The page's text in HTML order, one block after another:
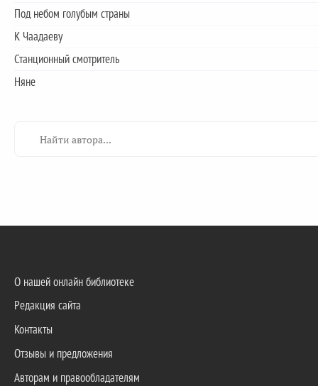
Под небом голубым страны
К Чаадаеву
Станционный смотритель
Няне
О нашей онлайн библиотеке
Редакция сайта
Контакты
Отзывы и предложения
Авторам и правообладателям